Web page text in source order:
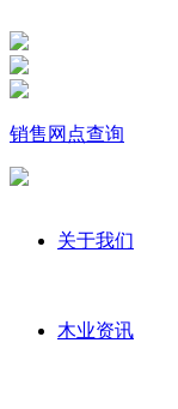
销售网点查询
关于我们
木业资讯